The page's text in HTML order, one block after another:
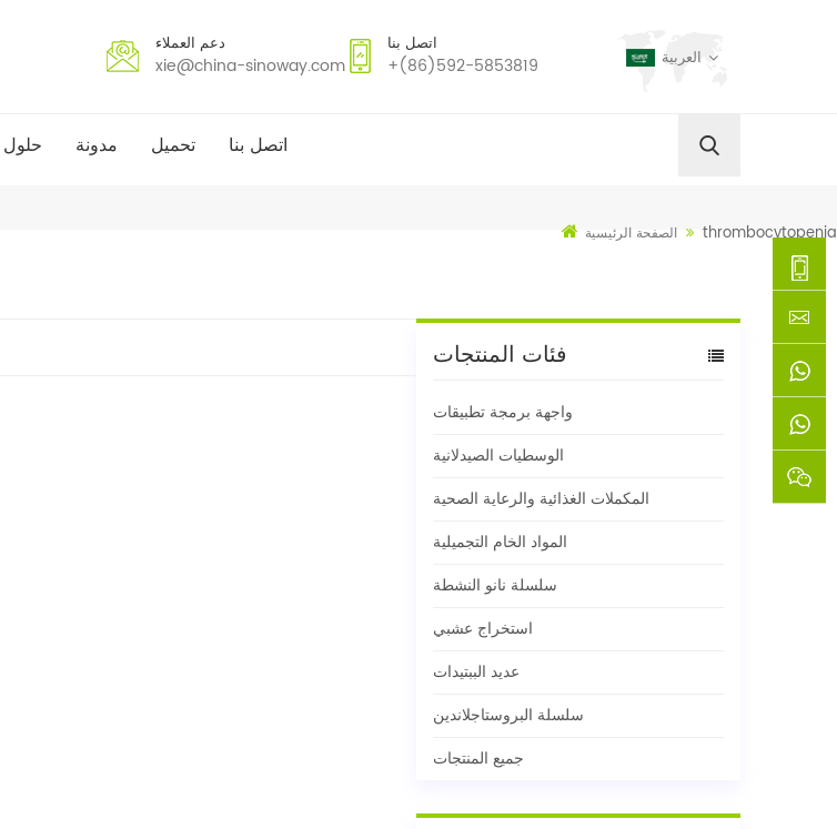
دعم العملاء
xie@china-sinoway.com
اتصل بنا
+(86)592-5853819 العربية
حلول مدونة تحميل اتصل بنا
الصفحة الرئيسية thrombocytopenia
فئات المنتجات
واجهة برمجة تطبيقات
الوسطيات الصيدلانية
المكملات الغذائية والرعاية الصحية
المواد الخام التجميلية
سلسلة نانو النشطة
استخراج عشبي
عديد الببتيدات
سلسلة البروستاجلاندين
جميع المنتجات
5853819